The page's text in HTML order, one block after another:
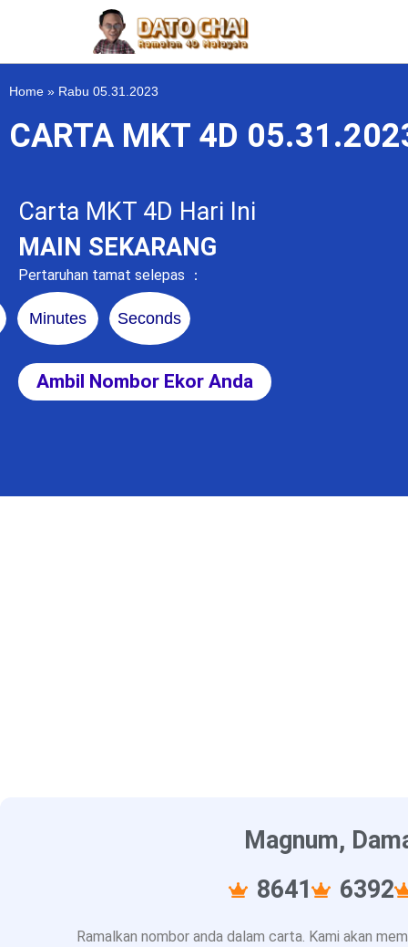
Home » Rabu 05.31.2023
CARTA MKT 4D
Carta MKT 4D Hari Ini
MAIN SEKARANG
Pertaruhan tamat selepas ：
Minutes Seconds
Ambil Nombor Ekor Anda
Magnum,
8641
6392
Ramalkan nombor anda dalam carta. Kami akan